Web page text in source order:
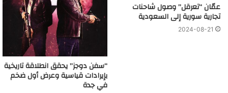
عمّان “تعرقل” وصول شاحنات
تجارية سورية إلى السعودية
2024-08-21
“سفن دوجز” يحقق انطلاقة تاريخية
بإيرادات قياسية وعرض أول ضخم
في جدة